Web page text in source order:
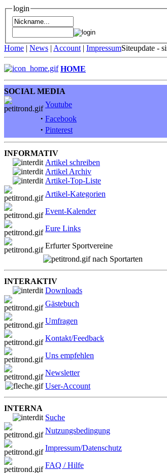
login
Home | News | Account | ImpressumSiteupdate -
HOME
SOCIAL MEDIA
Youtube
· Facebook
· Pinterest
INFORMATIV
Artikel schreiben
Artikel Archiv
Artikel-Top-Liste
Artikel-Kategorien
Event-Kalender
Eure Links
Erfurter Sportvereine
nach Sportarten
INTERAKTIV
Downloads
Gästebuch
Umfragen
Kontakt/Feedback
Uns empfehlen
Newsletter
User-Account
INTERNA
Suche
Nutzungsbedingung
Impressum/Datenschutz
FAQ / Hilfe